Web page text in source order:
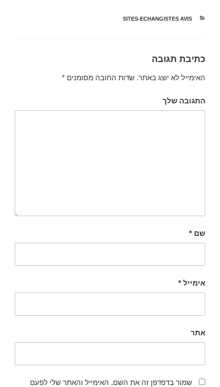
קטגוריות
SITES-ECHANGISTES AVIS
כתיבת תגובה
האימייל לא יוצג באתר. שדות החובה מסומנים *
התגובה שלך
שם *
אימייל *
אתר
שמור בדפדפן זה את השם, האימייל והאתר שלי לפעם